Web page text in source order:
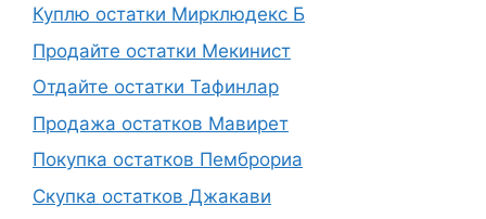
Куплю остатки Мирклюдекс Б
Продайте остатки Мекинист
Отдайте остатки Тафинлар
Продажа остатков Мавирет
Покупка остатков Пемброриа
Скупка остатков Джакави